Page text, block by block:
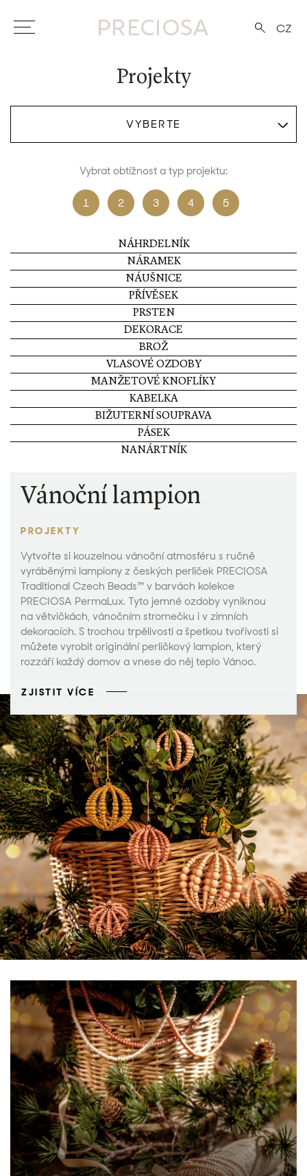
CZ
Projekty
VYBERTE
Vybrat obtížnost a typ projektu:
1 2 3 4 5
NÁHRDELNÍK
NÁRAMEK
NÁUŠNICE
PŘÍVĚSEK
PRSTEN
DEKORACE
BROŽ
VLASOVÉ OZDOBY
MANŽETOVÉ KNOFLÍKY
KABELKA
BIŽUTERNÍ SOUPRAVA
PÁSEK
NANÁRTNÍK
Vánoční lampion
PROJEKTY
Vytvořte si kouzelnou vánoční atmosféru s ručně
vyráběnými lampiony z českých perliček PRECIOSA
Traditional Czech Beads™ v barvách kolekce
PRECIOSA PermaLux. Tyto jemné ozdoby vyniknou
na větvičkách, vánočním stromečku i v zimních
dekoracích. S trochou trpělivosti a špetkou tvořivosti si
můžete vyrobit originální perličkový lampion, který
rozzáří každý domov a vnese do něj teplo Vánoc.
ZJISTIT VÍCE